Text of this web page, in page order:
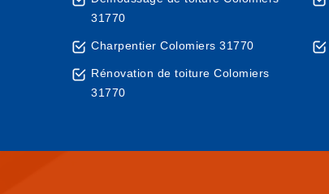
31770
Charpentier Colomiers 31770
Rénovation de toiture Colomiers
31770